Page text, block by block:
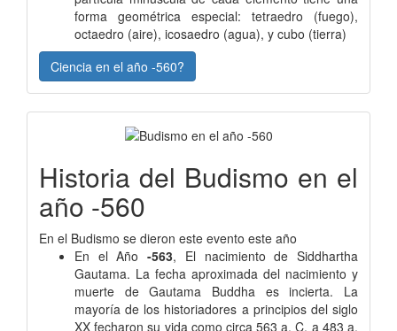
forma geométrica especial: tetraedro (fuego),
octaedro (aire), icosaedro (agua), y cubo (tierra)
Ciencia en el año -560?
Historia del Budismo en el
año -560
En el Budismo se dieron este evento este año
En el Año -563, El nacimiento de Siddhartha
Gautama. La fecha aproximada del nacimiento y
muerte de Gautama Buddha es incierta. La
mayoría de los historiadores a principios del siglo
XX fecharon su vida como circa 563 a. C. a 483 a.